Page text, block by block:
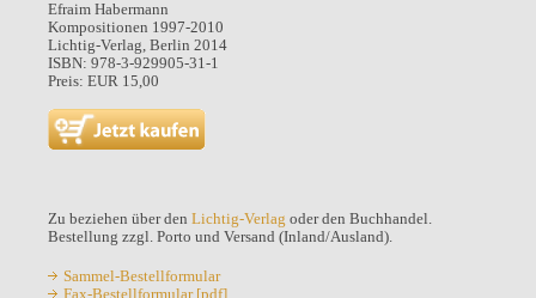
Efraim Habermann
Kompositionen 1997-2010
Lichtig-Verlag, Berlin 2014
ISBN: 978-3-929905-31-1
Preis: EUR 15,00
Zu beziehen über den Lichtig-Verlag oder den Buchhandel.
Bestellung zzgl. Porto und Versand (Inland/Ausland).
Sammel-Bestellformular
Fax-Bestellformular [pdf]